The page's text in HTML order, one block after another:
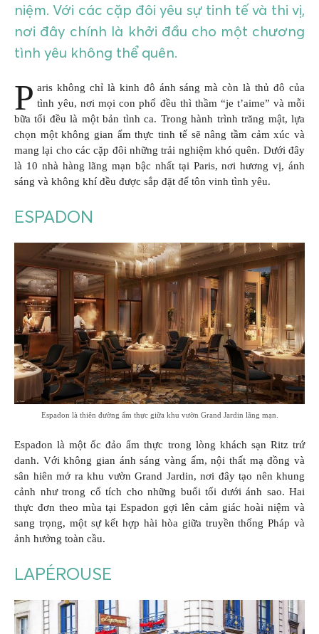
niệm. Với các cặp đôi yêu sự tinh tế và thi vị,
nơi đây chính là khởi đầu cho một chương
tình yêu không thể quên.
P aris không chỉ là kinh đô ánh sáng mà còn là thủ đô của
tình yêu, nơi mọi con phố đều thì thầm “je t’aime” và mỗi
bữa tối đều là một bản tình ca. Trong hành trình trăng mật, lựa
chọn một không gian ẩm thực tinh tế sẽ nâng tầm cảm xúc và
mang lại cho các cặp đôi những trải nghiệm khó quên. Dưới đây
là 10 nhà hàng lãng mạn bậc nhất tại Paris, nơi hương vị, ánh
sáng và không khí đều được sắp đặt để tôn vinh tình yêu.
ESPADON
Espadon là thiên đường ẩm thực giữa khu vườn Grand Jardin lãng mạn.
Espadon là một ốc đảo ẩm thực trong lòng khách sạn Ritz trứ
danh. Với không gian ánh sáng vàng ấm, nội thất mạ đồng và
sân hiên mở ra khu vườn Grand Jardin, nơi đây tạo nên khung
cảnh như trong cổ tích cho những buổi tối dưới ánh sao. Hai
thực đơn theo mùa tại Espadon gợi lên cảm giác hoài niệm và
sang trọng, một sự kết hợp hài hòa giữa truyền thống Pháp và
ảnh hưởng toàn cầu.
LAPÉROUSE